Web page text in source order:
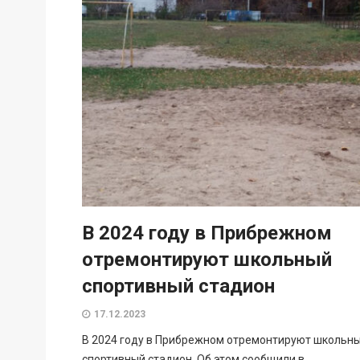
В 2024 году в Прибрежном
отремонтируют школьный
спортивный стадион
17.12.2023
В 2024 году в Прибрежном отремонтируют